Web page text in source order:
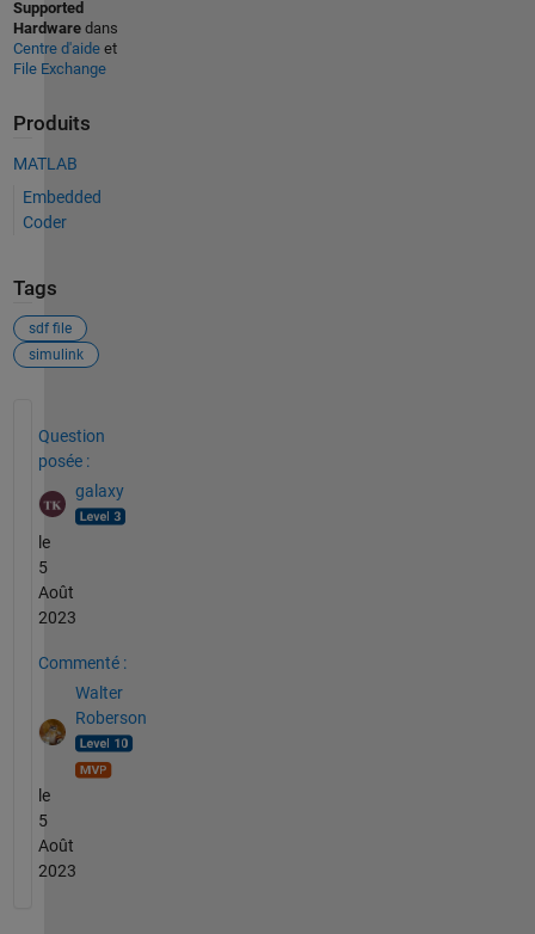
Supported
Hardwaredans
Centre d'aideet
File Exchange
Produits
MATLAB
Embedded
Coder
Tags
sdf file
simulink
Question
posée :
galaxy
le
5
Août
2023
Commenté :
Walter
Roberson
le
5
Août
2023